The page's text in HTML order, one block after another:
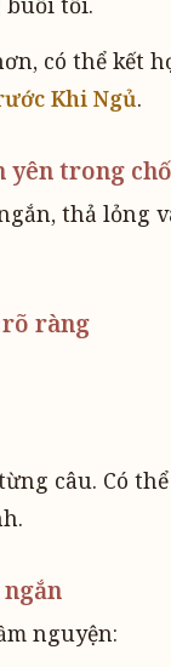
có thể kết
Khi Ngủ.
yên trong
thả lỏng
rõ ràng
câu. Có
nguyện: